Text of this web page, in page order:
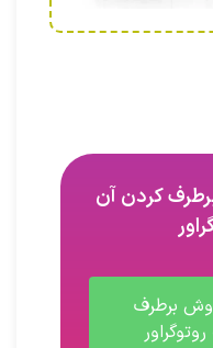
کردن آن
برطرف